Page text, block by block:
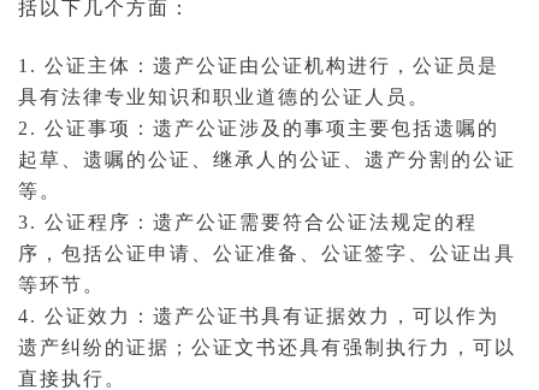
括以下几个方面：
1. 公证主体：遗产公证由公证机构进行，公证员是
具有法律专业知识和职业道德的公证人员。
2. 公证事项：遗产公证涉及的事项主要包括遗嘱的
起草、遗嘱的公证、继承人的公证、遗产分割的公证
等。
3. 公证程序：遗产公证需要符合公证法规定的程
序，包括公证申请、公证准备、公证签字、公证出具
等环节。
4. 公证效力：遗产公证书具有证据效力，可以作为
遗产纠纷的证据；公证文书还具有强制执行力，可以
直接执行。